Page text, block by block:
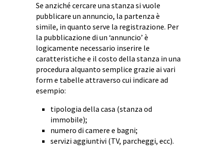
Se anziché cercare una stanza si vuole
pubblicare un annuncio, la partenza è
simile, in quanto serve la registrazione. Per
la pubblicazione di un ‘annuncio’ è
logicamente necessario inserire le
caratteristiche e il costo della stanza in una
procedura alquanto semplice grazie ai vari
form e tabelle attraverso cui indicare ad
esempio:
tipologia della casa (stanza od
immobile);
numero di camere e bagni;
servizi aggiuntivi (TV, parcheggi, ecc).